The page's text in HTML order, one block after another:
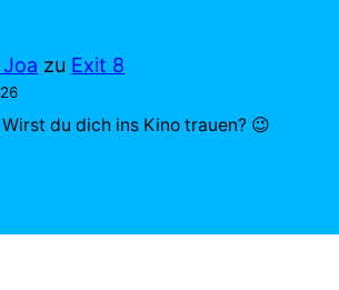
zu Exit 8
du dich ins Kino trauen? 😉